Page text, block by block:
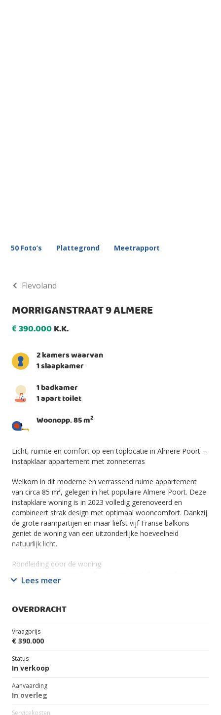
50 Foto’s Plattegrond Meetrapport
Flevoland
MORRIGANSTRAAT 9 ALMERE
€390.000K.K.
2 kamers waarvan
1 slaapkamer
1 badkamer
1 apart toilet
Woonopp. 85 m2
Licht, ruimte en comfort op een toplocatie in Almere Poort –
instapklaar appartement met zonneterras
Welkom in dit moderne en verrassend ruime appartement
van circa 85 m², gelegen in het populaire Almere Poort. Deze
instapklare woning is in 2023 volledig gerenoveerd en
combineert strak design met optimaal wooncomfort. Dankzij
de grote raampartijen en maar liefst vijf Franse balkons
geniet de woning van een uitzonderlijke hoeveelheid
natuurlijk licht.
Rondleiding door de woning:
bergruimte, sanitair en de woonkamer. Het modern
en inbouwreservoir, alsmede een fonteintje met
en voorzien van een regendouche, handdoekradiator, spiegel
met verlichting en wastafel met opbergmeubel. De
bergruimte is voorzien van een wasmachineaansluiting,
meerdere wandplanken en biedt toegang tot de
vloerverwarmingsinstallatie en mechanische ventilatie.
Woonkamer:
De royale woonkamer vormt het hart van de woning en biedt
direct toegang tot het zonneterras gelegen op het zuiden –
Lees meer
OVERDRACHT
Vraagprijs
€ 390.000
Status
In verkoop
Aanvaarding
In overleg
Servicekosten